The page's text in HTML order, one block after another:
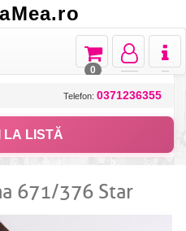
Toggle
Toggle
navigation
Toggle
navigation
0
Telefon: 0371236355
LA LISTĂ
671/376 Star